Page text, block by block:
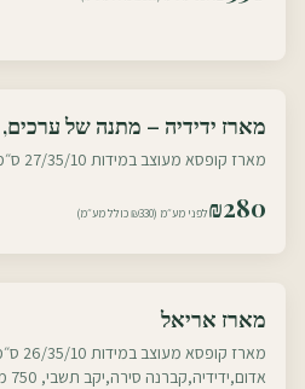
עוטף צפון
מארז ידידיה – מתנה של ערכים,
מארז קופסא מעוצב במידות 27/35/10 ס״מ הכולל:
₪280 לפני מע״מ (₪330 כולל מע״מ)
עוטף צפון
מארז אריאל